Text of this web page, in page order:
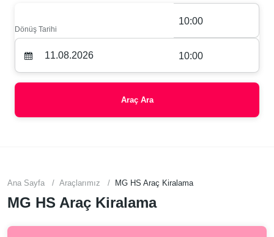
Dönüş Tarihi
10:00
10:00
Araç Ara
Ana Sayfa Araçlarımız MG HS Araç Kiralama
MG HS Araç Kiralama